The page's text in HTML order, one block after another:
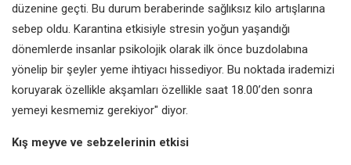
düzenine geçti. Bu durum beraberinde sağlıksız kilo artışlarına
sebep oldu. Karantina etkisiyle stresin yoğun yaşandığı
dönemlerde insanlar psikolojik olarak ilk önce buzdolabına
yönelip bir şeyler yeme ihtiyacı hissediyor. Bu noktada irademizi
koruyarak özellikle akşamları özellikle saat 18.00’den sonra
yemeyi kesmemiz gerekiyor" diyor.
Kış meyve ve sebzelerinin etkisi